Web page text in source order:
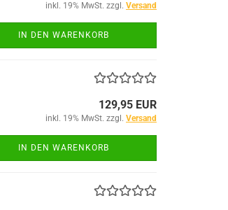
inkl. 19% MwSt. zzgl. Versand
IN DEN WARENKORB
129,95 EUR
inkl. 19% MwSt. zzgl. Versand
IN DEN WARENKORB